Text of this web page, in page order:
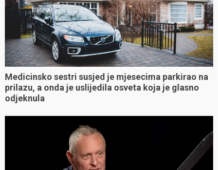
Medicinsko sestri susjed je mjesecima parkirao na
prilazu, a onda je uslijedila osveta koja je glasno
odjeknula